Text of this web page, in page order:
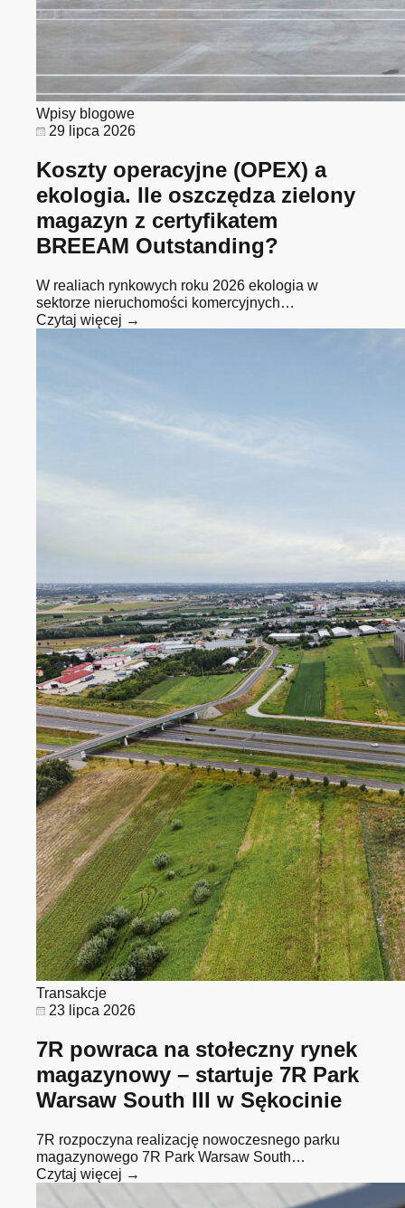
Wpisy blogowe
29 lipca 2026
Koszty operacyjne (OPEX) a
ekologia. Ile oszczędza zielony
magazyn z certyfikatem
BREEAM Outstanding?
W realiach rynkowych roku 2026 ekologia w
sektorze nieruchomości komercyjnych…
Czytaj więcej →
Transakcje
23 lipca 2026
7R powraca na stołeczny rynek
magazynowy – startuje 7R Park
Warsaw South III w Sękocinie
7R rozpoczyna realizację nowoczesnego parku
magazynowego 7R Park Warsaw South…
Czytaj więcej →